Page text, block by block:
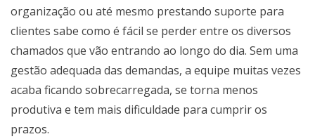
organização ou até mesmo prestando suporte para
clientes sabe como é fácil se perder entre os diversos
chamados que vão entrando ao longo do dia. Sem uma
gestão adequada das demandas, a equipe muitas vezes
acaba ficando sobrecarregada, se torna menos
produtiva e tem mais dificuldade para cumprir os
prazos.